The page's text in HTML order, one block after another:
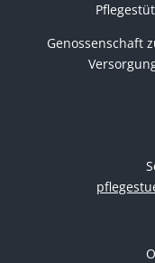
Genossenschaft